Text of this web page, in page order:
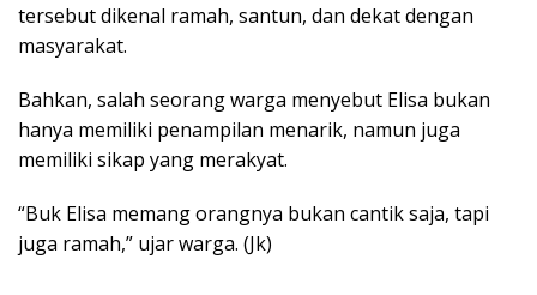
tersebut dikenal ramah, santun, dan dekat dengan
masyarakat.
Bahkan, salah seorang warga menyebut Elisa bukan
hanya memiliki penampilan menarik, namun juga
memiliki sikap yang merakyat.
“Buk Elisa memang orangnya bukan cantik saja, tapi
juga ramah,” ujar warga. (Jk)